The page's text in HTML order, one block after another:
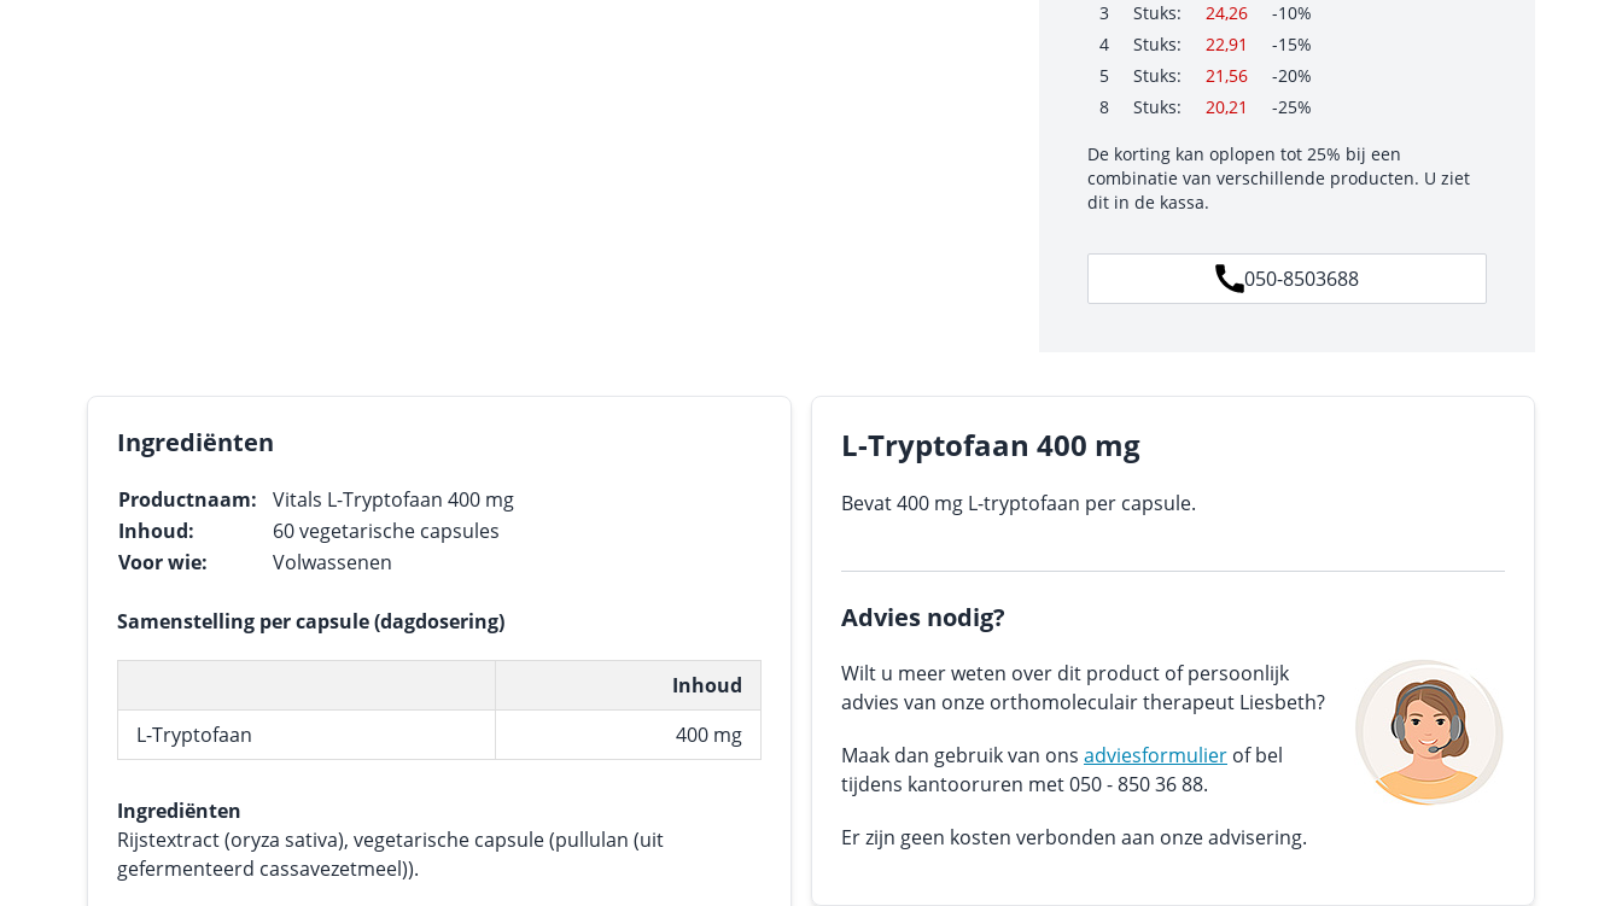
3
Stuks: 24,26
-10%
4
Stuks: 22,91
-15%
5
Stuks: 21,56
-20%
8
Stuks: 20,21 -25%
De korting kan oplopen tot 25% bij een
combinatie van verschillende producten. U ziet
dit in de kassa.
050-8503688
Ingrediënten
Productnaam:
Vitals L-Tryptofaan 400 mg
Inhoud:
60 vegetarische capsules
Voor wie:
Volwassenen
Samenstelling per capsule (dagdosering)
Inhoud
L-Tryptofaan
400 mg
Ingrediënten
Rijstextract (oryza sativa), vegetarische capsule (pullulan (uit
gefermenteerd cassavezetmeel)).
L-Tryptofaan 400 mg
Bevat 400 mg L-tryptofaan per capsule.
Advies nodig?
Wilt u meer weten over dit product of persoonlijk
advies van onze orthomoleculair therapeut Liesbeth?
Maak dan gebruik van ons adviesformulier of bel
tijdens kantooruren met 050 - 850 36 88.
Er zijn geen kosten verbonden aan onze advisering.